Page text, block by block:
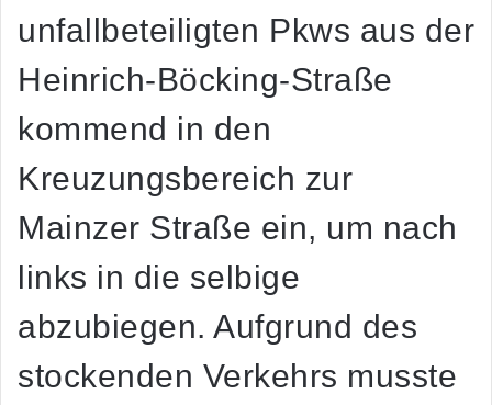
unfallbeteiligten Pkws aus der
Heinrich-Böcking-Straße
kommend in den
Kreuzungsbereich zur
Mainzer Straße ein, um nach
links in die selbige
abzubiegen. Aufgrund des
stockenden Verkehrs musste